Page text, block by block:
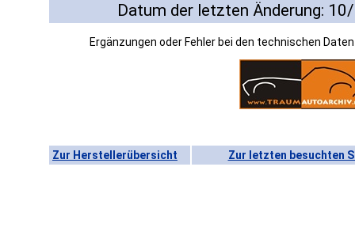
Datum der letzten Änderung:
Ergänzungen oder Fehler bei den technischen
Zur Herstellerübersicht Zur letzten besuchten